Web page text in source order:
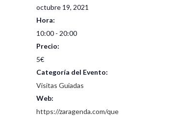
octubre 19, 2021
Hora:
10:00 - 20:00
Precio:
5€
Categoría del Evento:
Visitas Guiadas
Web:
https://zaragenda.com/que